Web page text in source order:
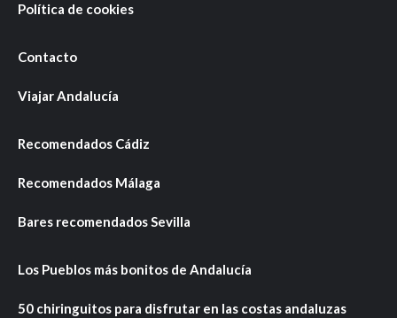
Política de cookies
Contacto
Viajar Andalucía
Recomendados Cádiz
Recomendados Málaga
Bares recomendados Sevilla
Los Pueblos más bonitos de Andalucía
50 chiringuitos para disfrutar en las costas andaluzas